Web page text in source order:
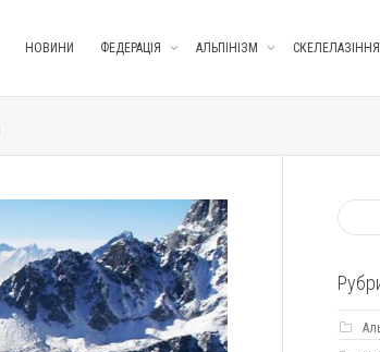
НОВИНИ ФЕДЕРАЦІЯ АЛЬПІНІЗМ СКЕЛЕЛАЗІННЯ